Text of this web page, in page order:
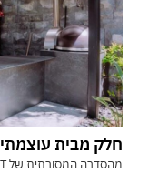
חלק מבית עוצמתי
מהסדרה המסורתית של KFT